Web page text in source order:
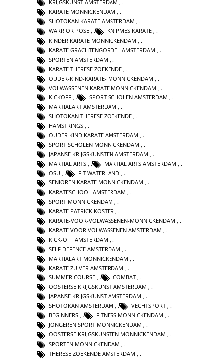
KRIJGSKUNST AMSTERDAM ,
KARATE MONNICKENDAM ,
SHOTOKAN KARATE AMSTERDAM ,
WARRIOR POSE , KNIPMES KARATE ,
KINDER KARATE MONNICKENDAM
KARATE GRACHTENGORDEL AMSTERDAM
SPORTEN AMSTERDAM
KARATE THERESE ZOEKENDE
OUDER-KIND-KARATE- MONNICKENDAM
VOLWASSENEN KARATE MONNICKENDAM
KICKOFF
SPORT SCHOLEN AMSTERDAM
MARTIALART AMSTERDAM
SHOTOKAN THERESE ZOEKENDE ,
HAMSTRINGS ,
OUDER KIND KARATE AMSTERDAM ,
SPORT SCHOLEN MONNICKENDAM ,
JAPANSE KRIJGSKUNSTEN AMSTERDAM ,
MARTIAL ARTS , MARTIAL ARTS AMSTERDAM ,
OSU , FIT WATERLAND ,
SENIOREN KARATE MONNICKENDAM ,
KARATESCHOOL AMSTERDAM
SPORT MONNICKENDAM
KARATE PATRICK KOSTER
KARATE-VOOR-VOLWASSENEN-MONNICKENDAM
KARATE VOOR VOLWASSENEN AMSTERDAM
KICK-OFF AMSTERDAM
SELF DEFENCE AMSTERDAM
MARTIALART MONNICKENDAM
KARATE ZUIVER AMSTERDAM ,
SUMMER COURSE , COMBAT ,
OOSTERSE KRIJGSKUNST AMSTERDAM ,
JAPANSE KRIJGSKUNST AMSTERDAM ,
SHOTOKAN AMSTERDAM , VECHTSPORT ,
BEGINNERS , FITNESS MONNICKENDAM ,
JONGEREN SPORT MONNICKENDAM ,
OOSTERSE KRIJGSKUNSTEN MONNICKENDAM ,
SPORTEN MONNICKENDAM
THERESE ZOEKENDE AMSTERDAM